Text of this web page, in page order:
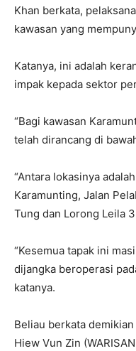
Khan berkata,
kawasan yang
Katanya, ini adalah
impak kepada sektor
“Bagi kawasan
telah dirancang di
“Antara lokasinya
Karamunting, Jalan
Tung dan Lorong Leila
“Kesemua tapak ini
dijangka beroperasi
katanya.
Beliau berkata
Hiew Vun Zin